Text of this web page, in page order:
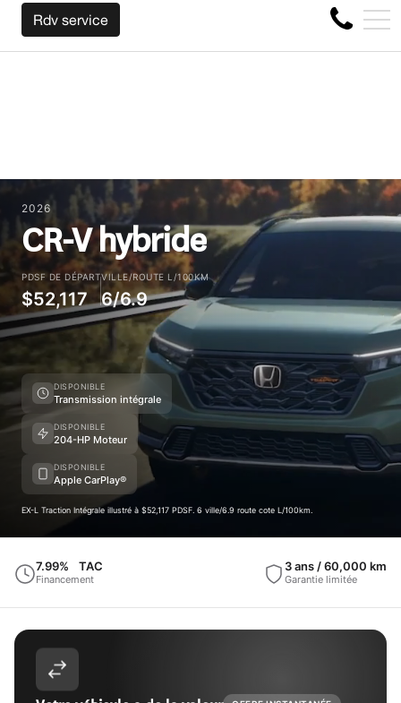
AUTO PEU IMPORTE LA MARQUE AVANT LA FIN DE
4356 Boul Métropolitain E, Montréal, QC, CA H1S 1A2
EN
Rdv service
2026
CR-V hybride
PDSF DE DÉPART
$52,117
VILLE/ROUTE L/100KM
6/6.9
DISPONIBLE
Transmission intégrale
DISPONIBLE
204-HP Moteur
DISPONIBLE
Apple CarPlay®
EX-L Traction Intégrale illustré à $52,117 PDSF. 6 ville/6.9 route cote L/100km.
7.99% TAC
Financement
3 ans / 60,000 km
Garantie limitée